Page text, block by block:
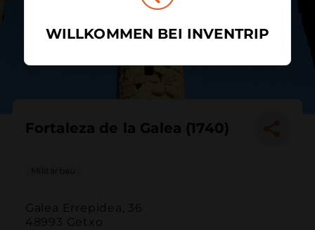
Fortaleza de la Galea (1740)
Militärbau
Galea Errepidea, 36
48993 Getxo
WILLKOMMEN BEI INVENTRIP